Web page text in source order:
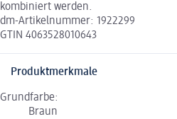
kombiniert werden.
dm-Artikelnummer: 1922299
GTIN 4063528010643
Produktmerkmale
Grundfarbe:
Braun